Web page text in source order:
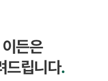
든은
드립니다.